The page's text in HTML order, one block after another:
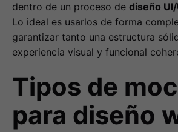
dentro de un proceso de diseño
Lo ideal es usarlos de forma
garantizar tanto una estructura
experiencia visual y funcional
Tipos de
para diseño